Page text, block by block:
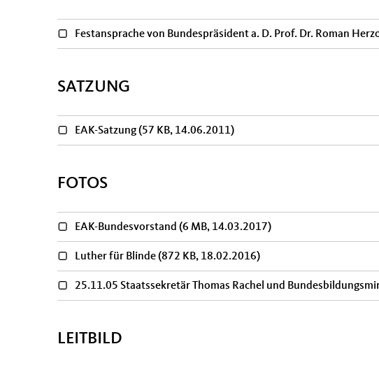
Festansprache von Bundespräsident a. D. Prof. Dr. Roman
SATZUNG
EAK-Satzung(57 KB, 14.06.2011)
FOTOS
EAK-Bundesvorstand (6 MB, 14.03.2017)
Luther für Blinde(872 KB, 18.02.2016)
25.11.05 Staatssekretär Thomas Rachel und
LEITBILD